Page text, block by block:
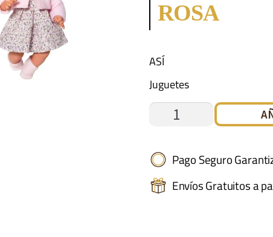
ROSA
ASÍ
Juguetes
GUILLE
GRISES
CHAQUETA
Pago Seguro
Envíos Gratuitos a